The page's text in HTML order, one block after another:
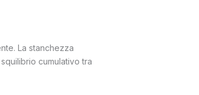
La stanchezza
cumulativo tra